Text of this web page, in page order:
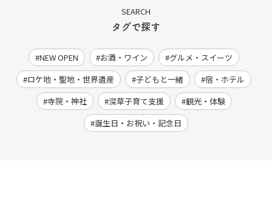
SEARCH
タグで探す
NEW OPEN お酒・ワイン
グルメ・スイーツ
ロケ地・聖地・世界遺産
子どもと一緒
宿・ホテル
寺院・神社
深草子育て支援
観光・体験
誕生日・お祝い・記念日